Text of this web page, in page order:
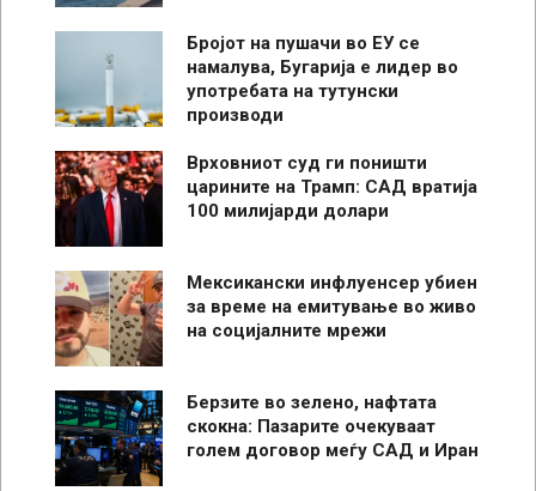
Бројот на пушачи во ЕУ се
намалува, Бугарија е лидер во
употребата на тутунски
производи
Врховниот суд ги поништи
царините на Трамп: САД вратија
100 милијарди долари
Мексикански инфлуенсер убиен
за време на емитување во живо
на социјалните мрежи
Берзите во зелено, нафтата
скокна: Пазарите очекуваат
голем договор меѓу САД и Иран